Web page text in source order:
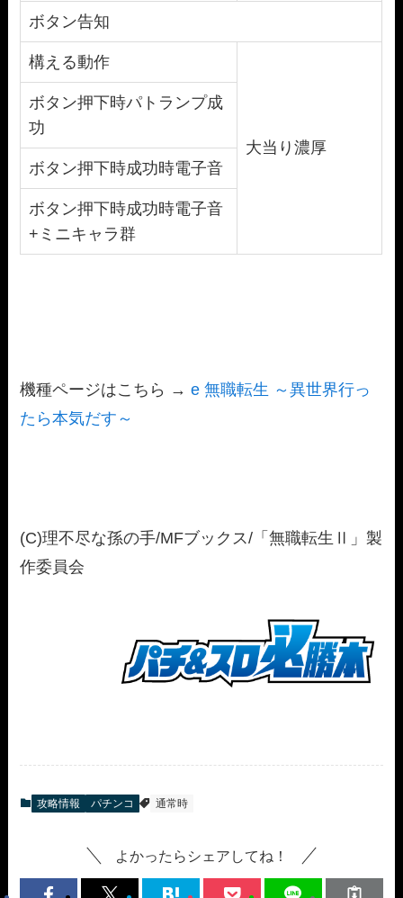
ボタン告知
構える動作
大当り濃厚
ボタン押下時パトランプ成
功
ボタン押下時成功時電子音
ボタン押下時成功時電子音
+ミニキャラ群
機種ページはこちら →e 無職転生 ～異世界行っ
たら本気だす～
(C)理不尽な孫の手/MFブックス/「無職転生Ⅱ」製
作委員会
攻略情報 パチンコ 通常時
よかったらシェアしてね！